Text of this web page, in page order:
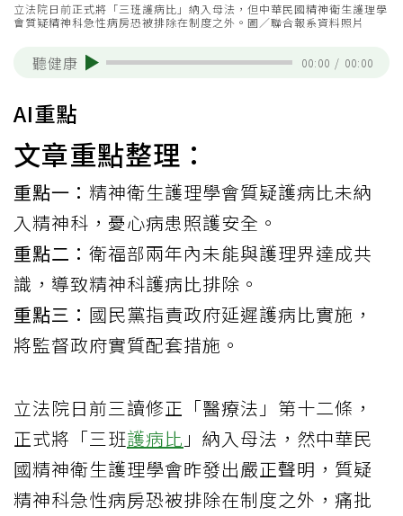
立法院日前正式將「三班護病比」納入母法，但中華民國精神衛生護理學
會質疑精神科急性病房恐被排除在制度之外。圖／聯合報系資料照片
聽健康 00:00 / 00:00
AI重點
文章重點整理：
重點一： 精神衛生護理學會質疑護病比未納
入精神科，憂心病患照護安全。
重點二： 衛福部兩年內未能與護理界達成共
識，導致精神科護病比排除。
重點三： 國民黨指責政府延遲護病比實施，
將監督政府實質配套措施。
立法院日前三讀修正「醫療法」第十二條，
正式將「三班護病比 」納入母法，然中華民
國精神衛生護理學會昨發出嚴正聲明，質疑
精神科急性病房恐被排除在制度之外，痛批